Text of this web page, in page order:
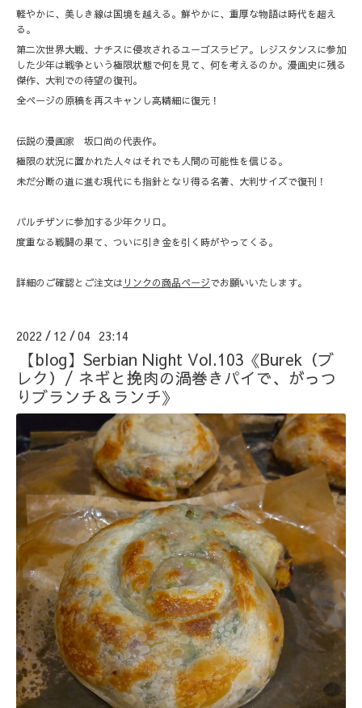
軽やかに、美しき線は国境を越える。鮮やかに、重厚な物語は時代を超え
る。
第二次世界大戦、ナチスに侵攻されるユーゴスラビア。レジスタンスに参加
した少年は戦争という極限状態で何を見て、何を考えるのか。漫画史に残る
傑作、大判での待望の復刊。
全ページの原稿を再スキャンし高精細に復元！
伝説の漫画家 坂口尚の代表作。
極限の状況に置かれた人々はそれでも人間の可能性を信じる。
未だ分断の道に進む現代にも指針となり得る名著、大判サイズで復刊！
パルチザンに参加する少年クリロ。
度重なる戦闘の果て、ついに引き金を引く時がやってくる。
詳細のご確認とご注文は リンクの商品ページでお願いいたします。
2022 / 12 /04 23:14
【blog】Serbian Night Vol.103《Burek（ブ
レク）/ ネギと挽肉の渦巻きパイで、がっつ
りブランチ＆ランチ》